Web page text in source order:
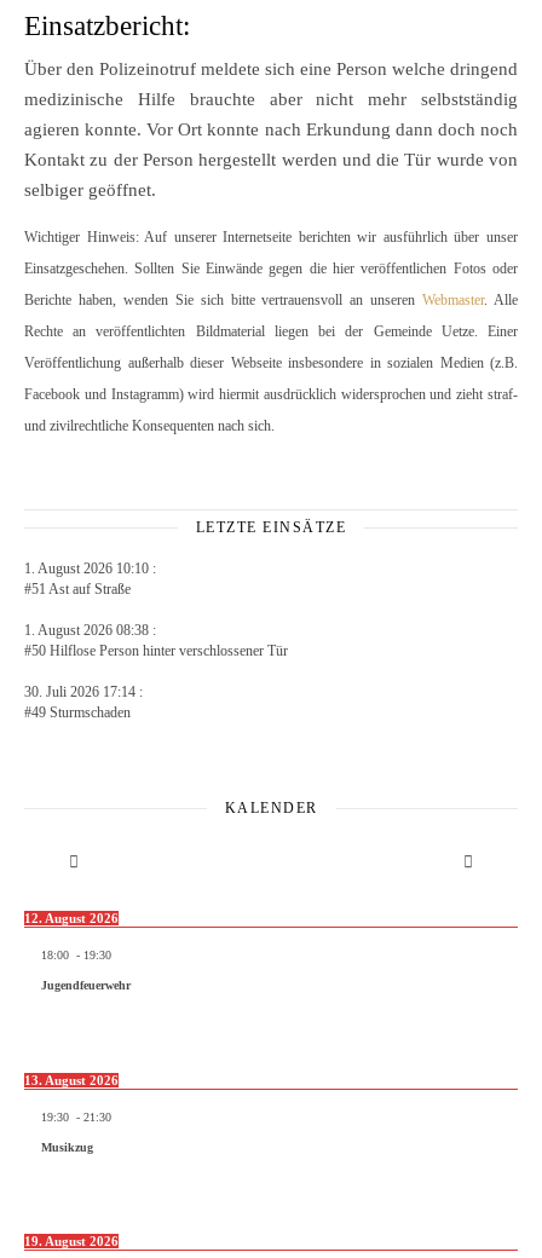
Einsatzbericht:
Über den Polizeinotruf meldete sich eine Person welche dringend
medizinische Hilfe brauchte aber nicht mehr selbstständig
agieren konnte. Vor Ort konnte nach Erkundung dann doch noch
Kontakt zu der Person hergestellt werden und die Tür wurde von
selbiger geöffnet.
Wichtiger Hinweis: Auf unserer Internetseite berichten wir ausführlich über unser
Einsatzgeschehen. Sollten Sie Einwände gegen die hier veröffentlichen Fotos oder
Berichte haben, wenden Sie sich bitte vertrauensvoll an unserenWebmaster. Alle
Rechte an veröffentlichten Bildmaterial liegen bei der Gemeinde Uetze. Einer
Veröffentlichung außerhalb dieser Webseite insbesondere in sozialen Medien (z.B.
Facebook und Instagramm) wird hiermit ausdrücklich widersprochen und zieht straf-
und zivilrechtliche Konsequenten nach sich.
LETZTE EINSÄTZE
1. August 2026 10:10 :
#51 Ast auf Straße
1. August 2026 08:38 :
#50 Hilflose Person hinter verschlossener Tür
30. Juli 2026 17:14 :
#49 Sturmschaden
KALENDER
12. August 2026
18:00 - 19:30
Jugendfeuerwehr
13. August 2026
19:30 - 21:30
Musikzug
19. August 2026